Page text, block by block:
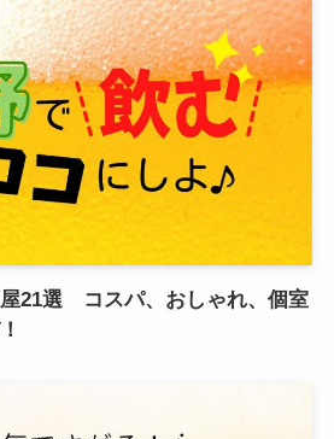
屋21選 コスパ、おしゃれ、個室